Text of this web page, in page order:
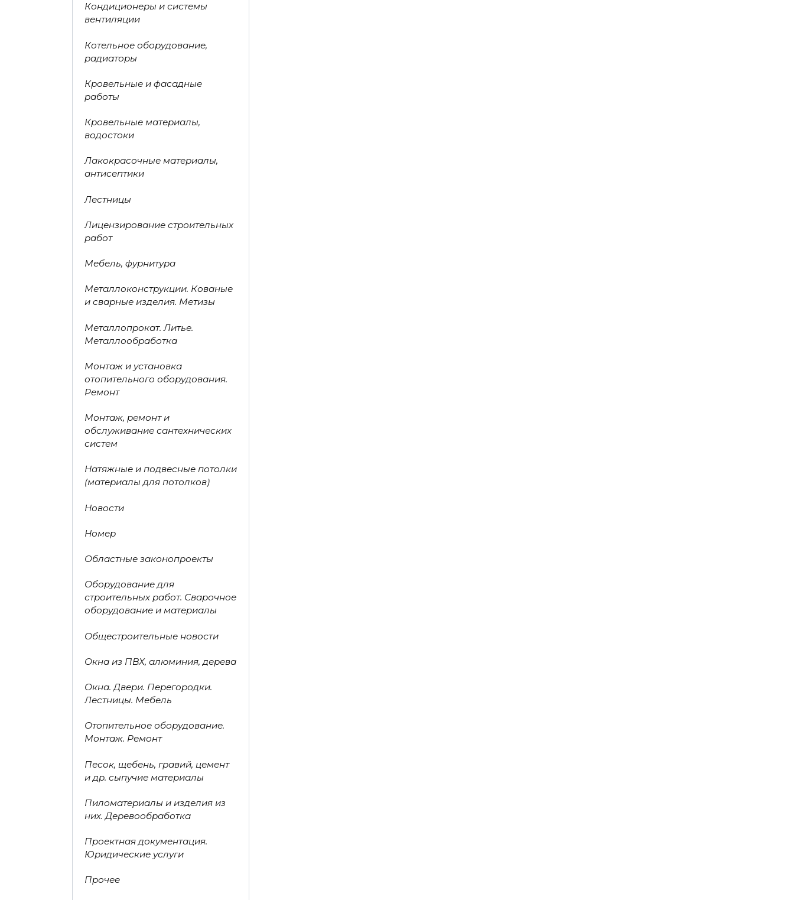
Кондиционеры и системы
вентиляции
Котельное оборудование,
радиаторы
Кровельные и фасадные
работы
Кровельные материалы,
водостоки
Лакокрасочные материалы,
антисептики
Лестницы
Лицензирование строительных
работ
Мебель, фурнитура
Металлоконструкции. Кованые
и сварные изделия. Метизы
Металлопрокат. Литье.
Металлообработка
Монтаж и установка
отопительного оборудования.
Ремонт
Монтаж, ремонт и
обслуживание сантехнических
систем
Натяжные и подвесные потолки
(материалы для потолков)
Новости
Номер
Областные законопроекты
Оборудование для
строительных работ. Сварочное
оборудование и материалы
Общестроительные новости
Окна из ПВХ, алюминия, дерева
Окна. Двери. Перегородки.
Лестницы. Мебель
Отопительное оборудование.
Монтаж. Ремонт
Песок, щебень, гравий, цемент
и др. сыпучие материалы
Пиломатериалы и изделия из
них. Деревообработка
Проектная документация.
Юридические услуги
Прочее